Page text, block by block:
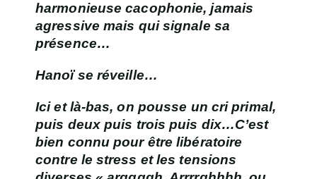
harmonieuse cacophonie, jamais
agressive mais qui signale sa
présence…
Hanoï se réveille…
Ici et là-bas, on pousse un cri primal,
puis deux puis trois puis dix…C’est
bien connu pour être libératoire
contre le stress et les tensions